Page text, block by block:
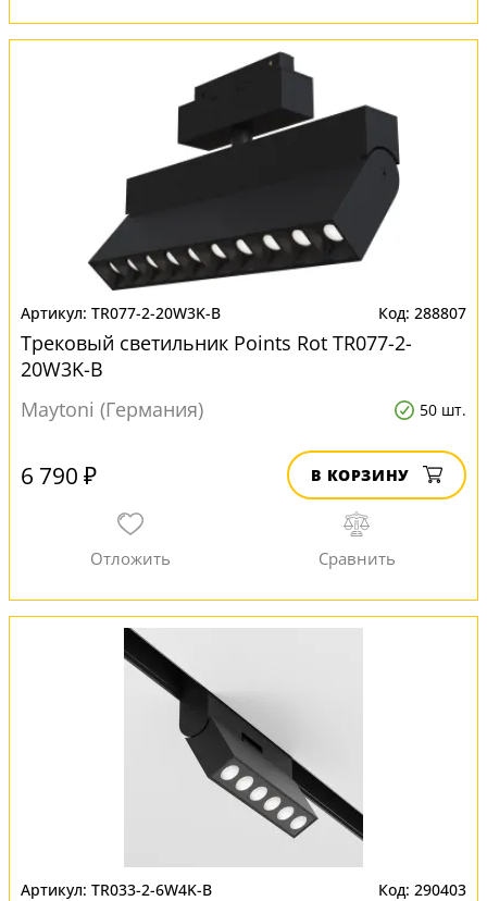
TR077-2-20W3K-B 288807
Трековый светильник Points Rot TR077-2-
20W3K-B
Maytoni (Германия)
50 шт.
6 790 ₽ В КОРЗИНУ
TR033-2-6W4K-B 290403